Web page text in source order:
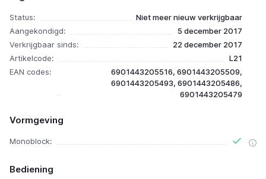
Status:
Niet meer nieuw verkrijgbaar
Aangekondigd:
5 december 2017
Verkrijgbaar sinds:
22 december 2017
Artikelcode:
L21
EAN codes:
6901443205516, 6901443205509,
6901443205493, 6901443205486,
6901443205479
Vormgeving
Monoblock:
Bediening